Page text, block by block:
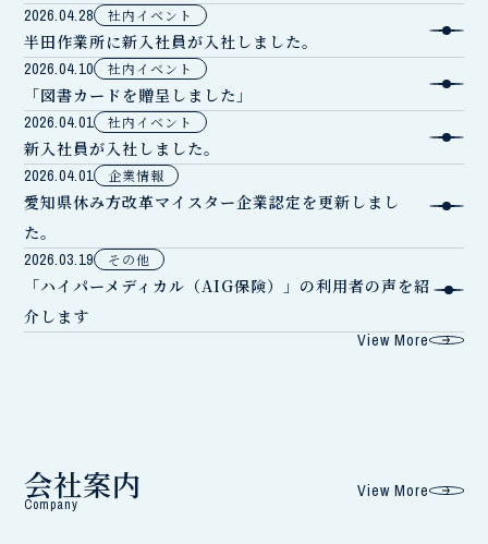
2026.04.28 社内イベント
半田作業所に新入社員が入社しました。
2026.04.10 社内イベント
「図書カードを贈呈しました」
2026.04.01 社内イベント
新入社員が入社しました。
2026.04.01 企業情報
愛知県休み方改革マイスター企業認定を更新しまし
た。
2026.03.19 その他
「ハイパーメディカル（AIG保険）」の利用者の声を紹
介します
View More
会社案内
Company
View More